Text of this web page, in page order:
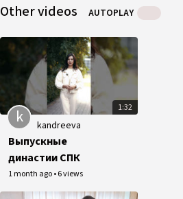
Other videos AUTOPLAY
1:32
k kandreeva
Выпускные
династии СПК
1 month ago•6 views